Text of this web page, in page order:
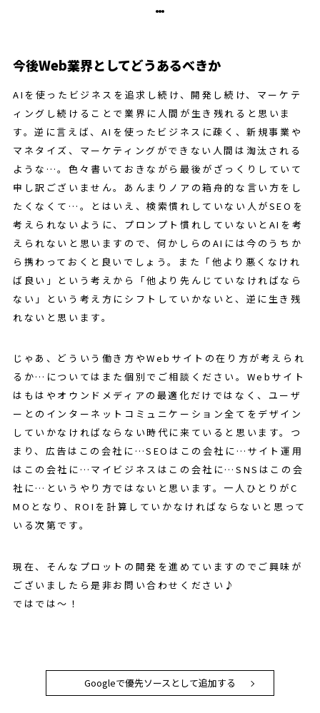
今後Web業界としてどうあるべきか
AIを使ったビジネスを追求し続け、開発し続け、マーケテ
ィングし続けることで業界に人間が生き残れると思いま
す。逆に言えば、AIを使ったビジネスに疎く、新規事業や
マネタイズ、マーケティングができない人間は淘汰される
ような…。色々書いておきながら最後がざっくりしていて
申し訳ございません。あんまりノアの箱舟的な言い方をし
たくなくて…。とはいえ、検索慣れしていない人がSEOを
考えられないように、プロンプト慣れしていないとAIを考
えられないと思いますので、何かしらのAIには今のうちか
ら携わっておくと良いでしょう。また「他より悪くなけれ
ば良い」という考えから「他より先んじていなければなら
ない」という考え方にシフトしていかないと、逆に生き残
れないと思います。
じゃあ、どういう働き方やWebサイトの在り方が考えられ
るか…についてはまた個別でご相談ください。Webサイト
はもはやオウンドメディアの最適化だけではなく、ユーザ
ーとのインターネットコミュニケーション全てをデザイン
していかなければならない時代に来ていると思います。つ
まり、広告はこの会社に…SEOはこの会社に…サイト運用
はこの会社に…マイビジネスはこの会社に…SNSはこの会
社に…というやり方ではないと思います。一人ひとりがC
MOとなり、ROIを計算していかなければならないと思って
いる次第です。
現在、そんなプロットの開発を進めていますのでご興味が
ございましたら是非お問い合わせください♪
ではでは～！
Googleで優先ソースとして追加する